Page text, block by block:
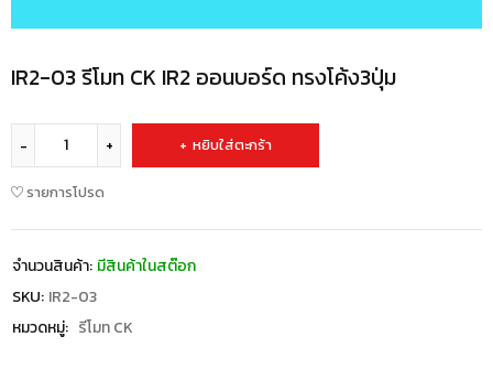
IR2-03 รีโมท CK IR2 ออนบอร์ด ทรงโค้ง3ปุ่ม
หยิบใส่ตะกร้า
รายการโปรด
จำนวนสินค้า: มีสินค้าในสต๊อก
SKU: IR2-03
หมวดหมู่: รีโมท CK